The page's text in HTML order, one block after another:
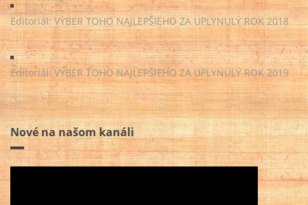
Editoriál: VÝBER TOHO NAJLEPŠIEHO ZA UPLYNULÝ ROK 2018
Editoriál: VÝBER TOHO NAJLEPŠIEHO ZA UPLYNULÝ ROK 2019
Nové na našom kanáli